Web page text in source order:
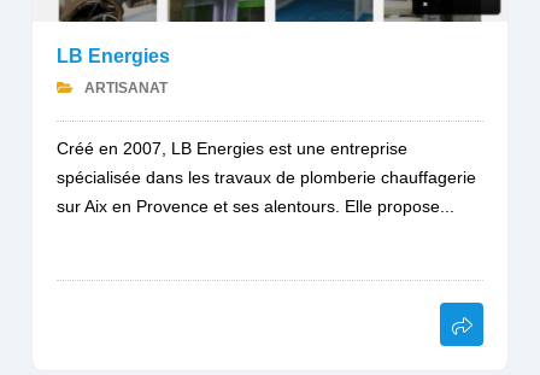
LB Energies
ARTISANAT
Créé en 2007, LB Energies est une entreprise
spécialisée dans les travaux de plomberie chauffagerie
sur Aix en Provence et ses alentours. Elle propose...